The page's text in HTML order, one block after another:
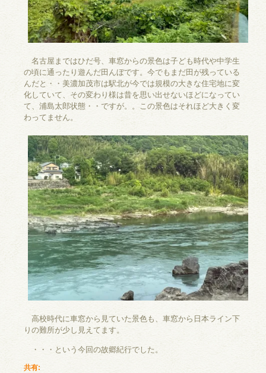
名古屋まではひだ号、車窓からの景色は子ども時代や中学生
の頃に通ったり遊んだ田んぼです。今でもまだ田が残っている
んだと・・美濃加茂市は駅北が今では規模の大きな住宅地に変
化していて、その変わり様は昔を思い出せないほどになってい
て、浦島太郎状態・・ですが。。この景色はそれほど大きく変
わってません。
高校時代に車窓から見ていた景色も、車窓から日本ライン下
りの難所が少し見えてます。
・・・という今回の故郷紀行でした。
共有: